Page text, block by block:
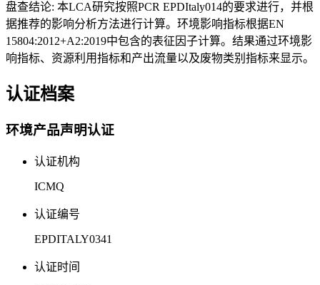
盘查结论: 本LCA研究按照PCR EPDItaly014的要求进行，并根
据推荐的影响分析方法进行计算。环境影响指标根据EN
15804:2012+A2:2019中包含的表征因子计算。结果通过环境影
响指标、资源利用指标和产出流量以及废物类别指标来显示。
认证档案
环境产品声明认证
认证机构
ICMQ
认证编号
EPDITALY0341
认证时间